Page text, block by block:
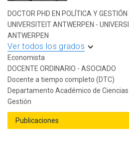
DOCTOR PHD EN POLÍTICA Y
UNIVERSITEIT ANTWERPEN -
ANTWERPEN
Ver todos los grados
Economista
DOCENTE ORDINARIO - ASOCIADO
Docente a tiempo completo (DTC)
Departamento Académico de
Gestión